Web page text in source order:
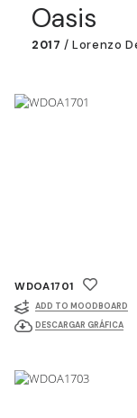
Oasis
2017 / Lorenzo
WDOA1701
ADD TO MOODBOARD
DESCARGAR GRÁFICA